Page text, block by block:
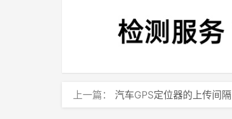
上一篇： 汽车GPS定位器的上传间隔